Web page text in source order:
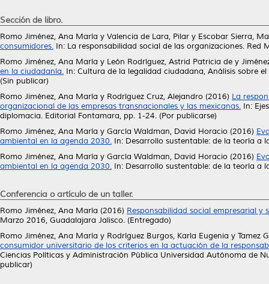
Sección de libro.
Romo Jiménez, Ana María y Valencia de Lara, Pilar y Escobar Sierra,
consumidores. In: La responsabilidad social de las organizaciones. Red
Romo Jiménez, Ana María y León Rodríguez, Astrid Patricia de y
en la ciudadanía. In: Cultura de la legalidad ciudadana, Análisis sobre
(Sin publicar)
Romo Jiménez, Ana María y Rodríguez Cruz, Alejandro (2016) La
organizacional de las empresas transnacionales y las mexicanas. In:
diplomacia. Editorial Fontamara, pp. 1-24. (Por publicarse)
Romo Jiménez, Ana María y García Waldman, David Horacio (2016)
ambiental en la agenda 2030. In: Desarrollo sustentable: de la teoría a
Romo Jiménez, Ana María y García Waldman, David Horacio (2016)
ambiental en la agenda 2030. In: Desarrollo sustentable: de la teoría a
Conferencia o artículo de un taller.
Romo Jiménez, Ana María (2016) Responsabilidad social empresarial
Marzo 2016, Guadalajara Jalisco. (Entregado)
Romo Jiménez, Ana María y Rodríguez Burgos, Karla Eugenia y Tamez
consumidor universitario de los criterios en la actuación de la
Ciencias Políticas y Administración Pública Universidad Autónoma de
publicar)